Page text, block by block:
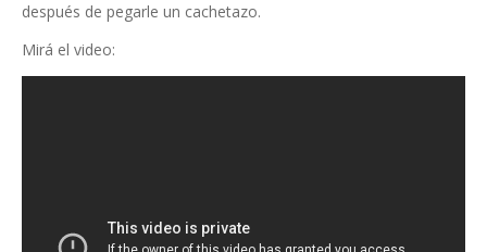
después de pegarle un cachetazo.
Mirá el video: